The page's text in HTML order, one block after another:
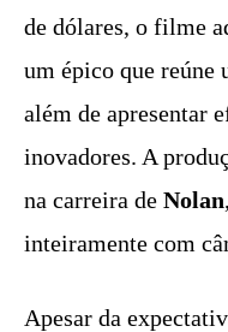
de dólares, o filme
um épico que reúne
além de apresentar
inovadores. A
na carreira de Nolan
inteiramente com
Apesar da